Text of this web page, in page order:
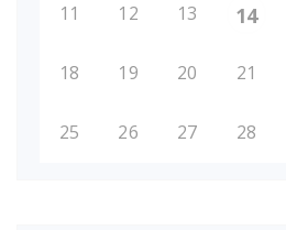
11 12 13 14
18 19 20 21
25 26 27 28